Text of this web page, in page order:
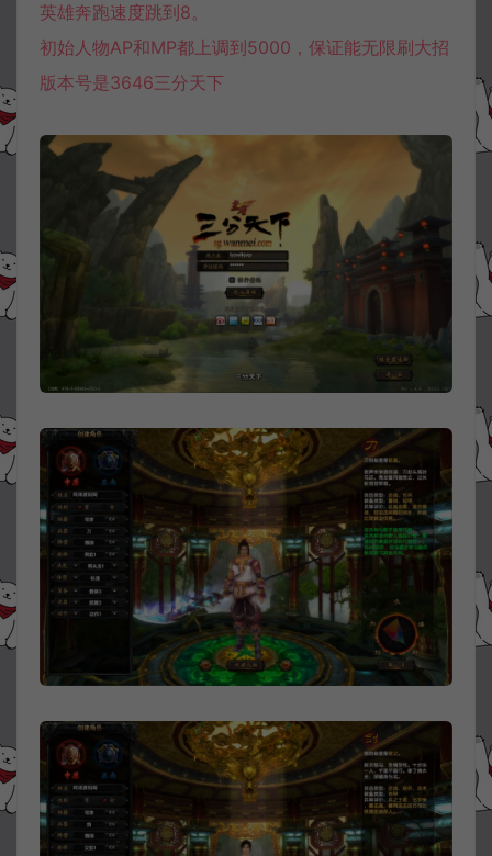
英雄奔跑速度跳到8。
初始人物AP和MP都上调到5000，保证能无限刷大招
版本号是3646三分天下